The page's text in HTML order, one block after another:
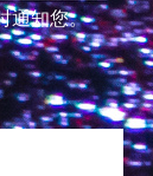
通知您。